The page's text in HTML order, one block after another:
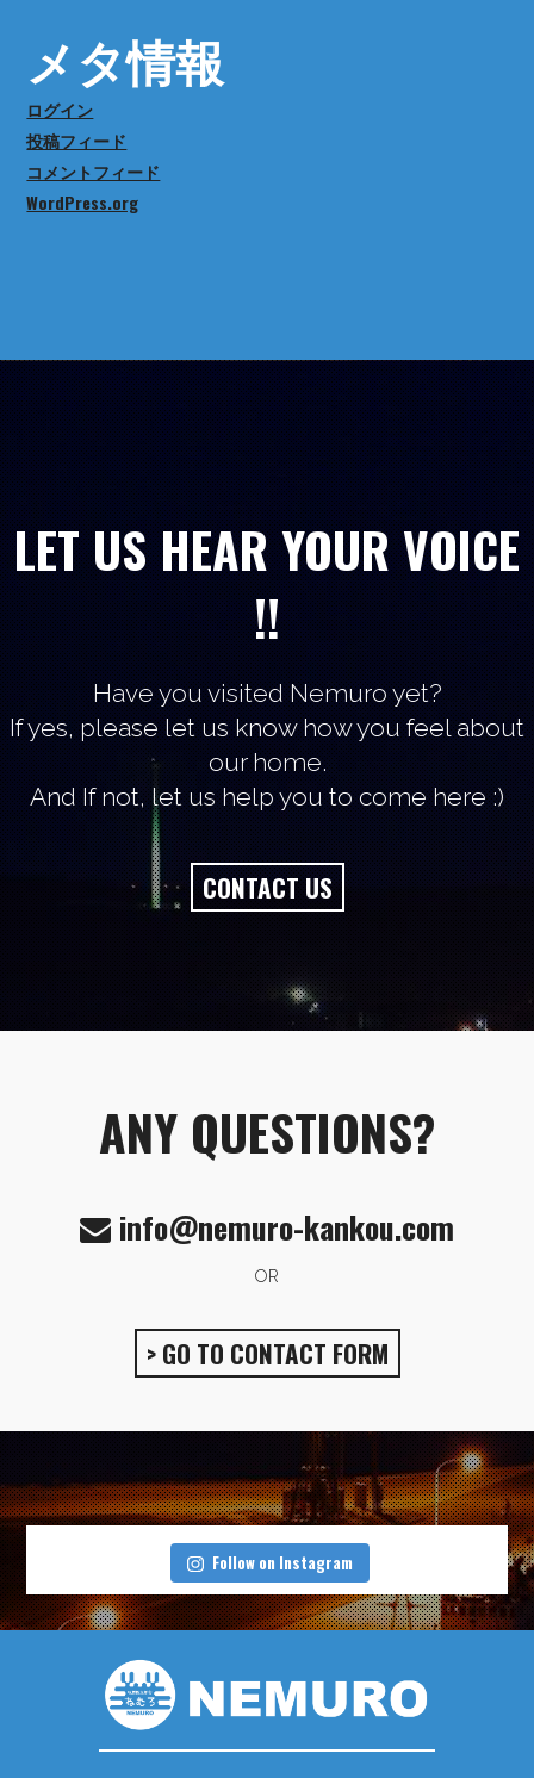
メタ情報
ログイン
投稿フィード
コメントフィード
WordPress.org
LET US HEAR YOUR VOICE
!!
Have you visited Nemuro yet?
If yes, please let us know how you feel about
our home.
And If not, let us help you to come here :)
CONTACT US
ANY QUESTIONS?
info@nemuro-kankou.com
OR
> GO TO CONTACT FORM
Follow on Instagram